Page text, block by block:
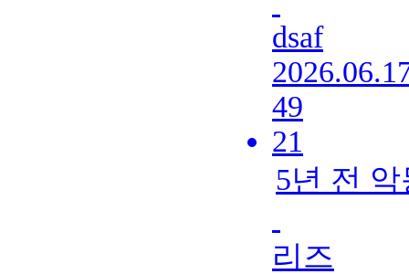
dsaf
49
21
5년 전
리즈